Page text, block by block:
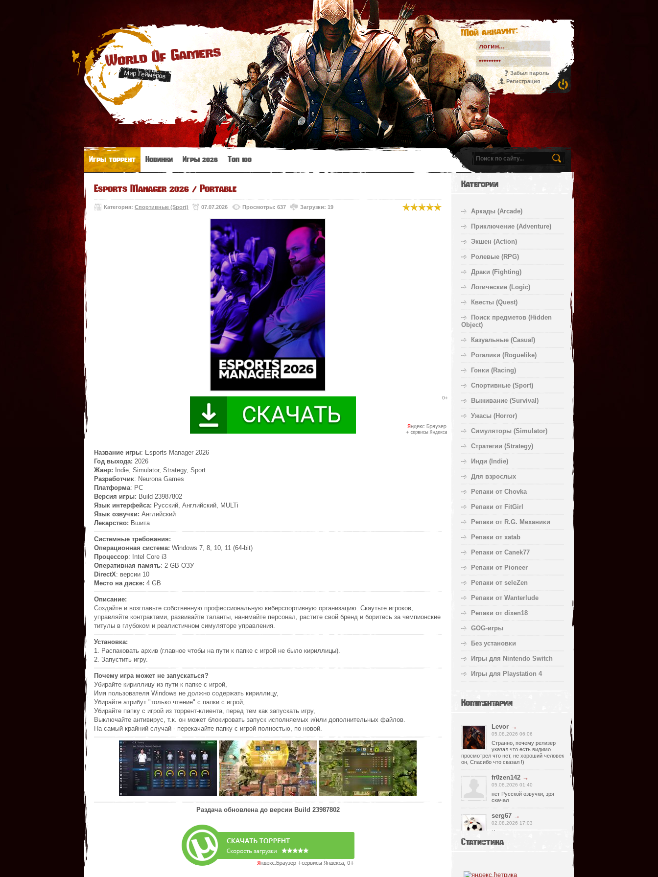
World Of Gamers
Мир Геймеров
Мой аккаунт:
Забыл пароль
Регистрация
Игры торрент Новинки Игры 2026 Топ 100
Esports Manager 2026 / Portable
Категория: Спортивные (Sport) 07.07.2026 Просмотры: 637 Загрузки: 19
Название игры: Esports Manager 2026
Год выхода: 2026
Жанр: Indie, Simulator, Strategy, Sport
Разработчик: Neurona Games
Платформа: РС
Версия игры: Build 23987802
Язык интерфейса: Русский, Английский, MULTi
Язык озвучки: Английский
Лекарство: Вшита
Системные требования:
Операционная система: Windows 7, 8, 10, 11 (64-bit)
Процессор: Intel Core i3
Оперативная память: 2 GB ОЗУ
DirectX: версии 10
Место на диске: 4 GB
Описание:
Создайте и возглавьте собственную профессиональную киберспортивную организацию. Скаутьте игроков,
управляйте контрактами, развивайте таланты, нанимайте персонал, растите свой бренд и боритесь за чемпионские
титулы в глубоком и реалистичном симуляторе управления.
Установка:
1. Распаковать архив (главное чтобы на пути к папке с игрой не было кириллицы).
2. Запустить игру.
Почему игра может не запускаться?
Убирайте кириллицу из пути к папке с игрой,
Имя пользователя Windows не должно содержать кириллицу,
Убирайте атрибут "только чтение" с папки с игрой,
Убирайте папку с игрой из торрент-клиента, перед тем как запускать игру,
Выключайте антивирус, т.к. он может блокировать запуск исполняемых и/или дополнительных файлов.
На самый крайний случай - перекачайте папку с игрой полностью, по новой.
Раздача обновлена до версии Build 23987802
Категории
Аркады (Arcade)
Приключение (Adventure)
Экшен (Action)
Ролевые (RPG)
Драки (Fighting)
Логические (Logic)
Квесты (Quest)
Поиск предметов (Hidden
Object)
Казуальные (Casual)
Рогалики (Roguelike)
Гонки (Racing)
Спортивные (Sport)
Выживание (Survival)
Ужасы (Horror)
Симуляторы (Simulator)
Стратегии (Strategy)
Инди (Indie)
Для взрослых
Репаки от Chovka
Репаки от FitGirl
Репаки от R.G. Механики
Репаки от xatab
Репаки от Canek77
Репаки от Pioneer
Репаки от seleZen
Репаки от Wanterlude
Репаки от dixen18
GOG-игры
Без установки
Игры для Nintendo Switch
Игры для Playstation 4
Комментарии
Levor →
05.08.2026 06:06
Странно, почему релизер
указал что есть видимо
просмотрел что нет, не хороший человек
он, Спасибо что сказал !)
fr0zen142 →
05.08.2026 01:40
нет Русской озвучки, зря
скачал
serg67 →
02.08.2026 17:03
Игра интересная,а снизил
уменьшения экрана,играешь только на
Статистика